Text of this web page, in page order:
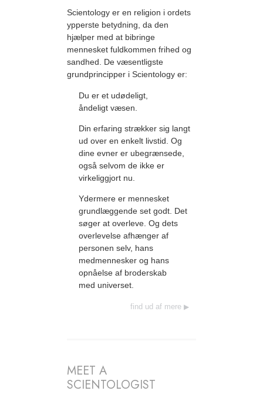
Scientology er en religion i ordets
ypperste betydning, da den
hjælper med at bibringe
mennesket fuldkommen frihed og
sandhed. De væsentligste
grundprincipper i Scientology er:
Du er et udødeligt,
åndeligt væsen.
Din erfaring strækker sig langt
ud over en enkelt livstid. Og
dine evner er ubegrænsede,
også selvom de ikke er
virkeliggjort nu.
Ydermere er mennesket
grundlæggende set godt. Det
søger at overleve. Og dets
overlevelse afhænger af
personen selv, hans
medmennesker og hans
opnåelse af broderskab
med universet.
find ud af mere
MEET A
SCIENTOLOGIST